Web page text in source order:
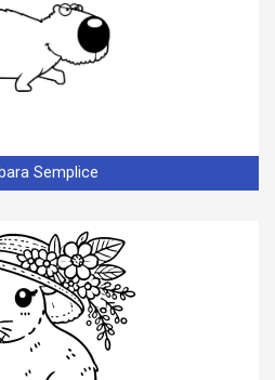
Semplice